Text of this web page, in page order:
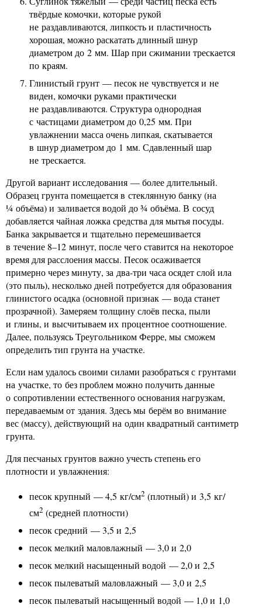
твёрдые комочки, которые рукой
не раздавливаются, липкость и пластичность
хорошая, можно раскатать длинный шнур
диаметром до 2 мм. Шар при сжимании трескается
по краям.
Глинистый грунт — песок не чувствуется и не
виден, комочки руками практически
не раздавливаются. Структура однородная
с частицами диаметром до 0,25 мм. При
увлажнении масса очень липкая, скатывается
в шнур диаметром до 1 мм. Сдавленный шар
не трескается.
Другой вариант исследования — более длительный.
Образец грунта помещается в стеклянную банку (на
¼ объёма) и заливается водой до ¾ объёма. В сосуд
добавляется чайная ложка средства для мытья посуды.
Банка закрывается и тщательно перемешивается
в течение 8–12 минут, после чего ставится на некоторое
время для расслоения массы. Песок осаживается
примерно через минуту, за два-три часа осядет слой ила
(это пыль), несколько дней потребуется для образования
глинистого осадка (основной признак — вода станет
прозрачной). Замеряем толщину слоёв песка, пыли
и глины, и высчитываем их процентное соотношение.
Далее, пользуясь Треугольником Ферре, мы сможем
определить тип грунта на участке.
Если нам удалось своими силами разобраться с грунтами
на участке, то без проблем можно получить данные
о сопротивлении естественного основания нагрузкам,
передаваемым от здания. Здесь мы берём во внимание
вес (массу), действующий на один квадратный сантиметр
грунта.
Для песчаных грунтов важно учесть степень его
плотности и увлажнения:
песок крупный — 4,5 кг/см2 (плотный) и 3,5 кг/
см2 (средней плотности)
песок средний — 3,5 и 2,5
песок мелкий маловлажный — 3,0 и 2,0
песок мелкий насыщенный водой — 2,0 и 2,5
песок пылеватый маловлажный — 3,0 и 2,5
песок пылеватый насыщенный водой — 1,0 и 1,0